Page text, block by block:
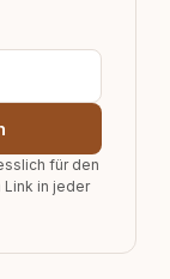
für den
in jeder